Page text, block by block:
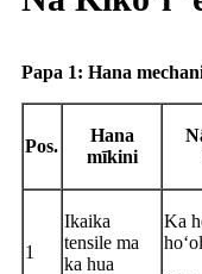
Papa 1: Hana
Pos.
Hana
mīkini
1
Ikaika
tensile ma
ka hua
Ka